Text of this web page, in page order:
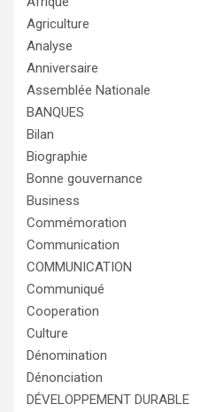
Agriculture
Analyse
Anniversaire
Assemblée Nationale
BANQUES
Bilan
Biographie
Bonne gouvernance
Business
Commémoration
Communication
COMMUNICATION
Communiqué
Cooperation
Culture
Dénomination
Dénonciation
DÉVELOPPEMENT DURABLE